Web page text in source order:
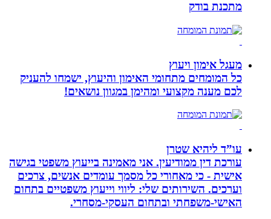
מתכנת בודק
מעגל אימון ויעוץ
כל המומחים מתחומי האימון והיעוץ, ישמחו להעניק
לכם מענה מקצועי ומהימן במגוון נושאים!
עו”ד ליהיא שטרן
עורכת דין ממודיעין. אני מאמינה בייעוץ משפטי בגישה
אישית - כי מאחורי כל מסמך עומדים אנשים, צרכים
וערכים. השירותים שלי: ליווי וייעוץ משפטיים בתחום
האישי-משפחתי ובתחום העסקי-מסחרי.